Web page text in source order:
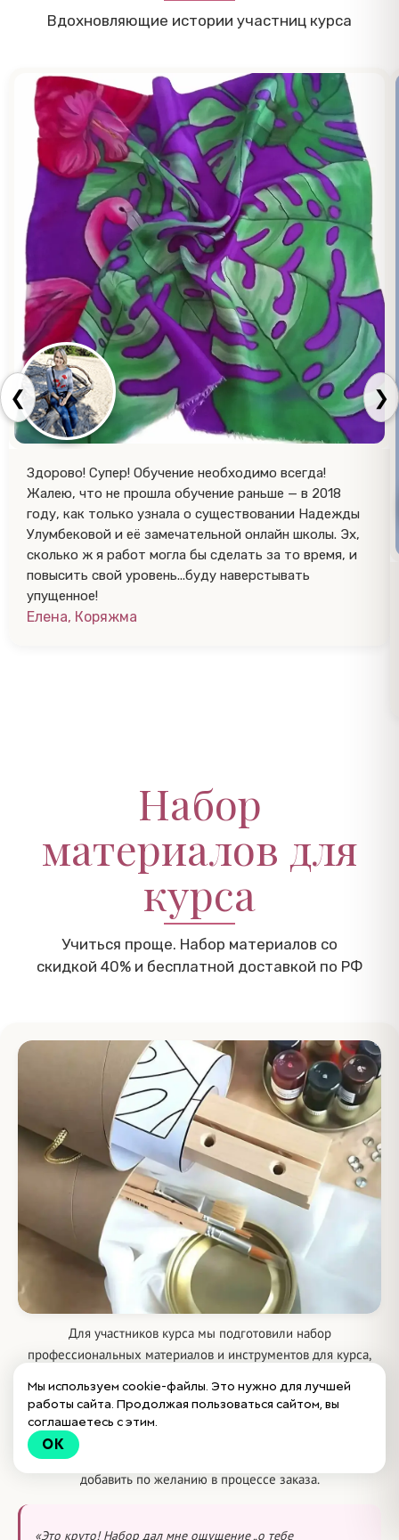
Вдохновляющие истории участниц курса
Здорово! Супер! Обучение необходимо всегда!
Жалею, что не прошла обучение раньше — в 2018
году, как только узнала о существовании Надежды
Улумбековой и её замечательной онлайн школы. Эх,
сколько ж я работ могла бы сделать за то время, и
повысить свой уровень...буду наверстывать
упущенное!
Елена, Коряжма
❮ ❯
Набор
материалов для
курса
Учиться проще. Набор материалов со
скидкой 40% и бесплатной доставкой по РФ
Для участников курса мы подготовили набор
профессиональных материалов и инструментов для курса,
доставка в другие страны - с дополнительными скидками
Стоимость набора:
Выгоднее на 40%
добавить по желанию в процессе заказа.
«Это круто! Набор дал мне ощущение „о тебе
Мы используем cookie-файлы. Это нужно для лучшей
работы сайта. Продолжая пользоваться сайтом, вы
соглашаетесь с этим.
OK